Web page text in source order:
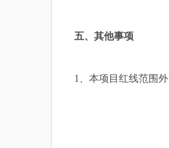
五、其他事项
1、本项目红线范围外